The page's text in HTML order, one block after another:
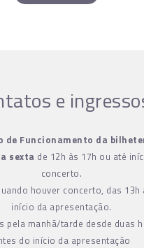
e
de Funcionamento da
sexta de 12h às 17h ou até
concerto.
houver concerto, das 13h
início da apresentação.
pela manhã/tarde desde duas
do início da apresentação